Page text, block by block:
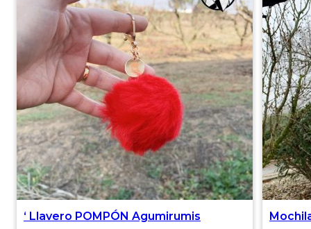
‘ Llavero POMPÓN Agumirumis